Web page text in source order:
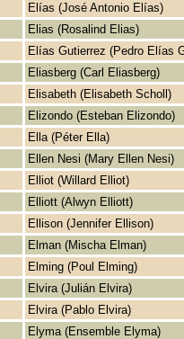
Elías (José Antonio Elías)
Elias (Rosalind Elias)
Elías Gutierrez (Pedro Elías
Eliasberg (Carl Eliasberg)
Elisabeth (Elisabeth Scholl)
Elizondo (Esteban Elizondo)
Ella (Péter Ella)
Ellen Nesi (Mary Ellen Nesi)
Elliot (Willard Elliot)
Elliott (Alwyn Elliott)
Ellison (Jennifer Ellison)
Elman (Mischa Elman)
Elming (Poul Elming)
Elvira (Julián Elvira)
Elvira (Pablo Elvira)
Elyma (Ensemble Elyma)